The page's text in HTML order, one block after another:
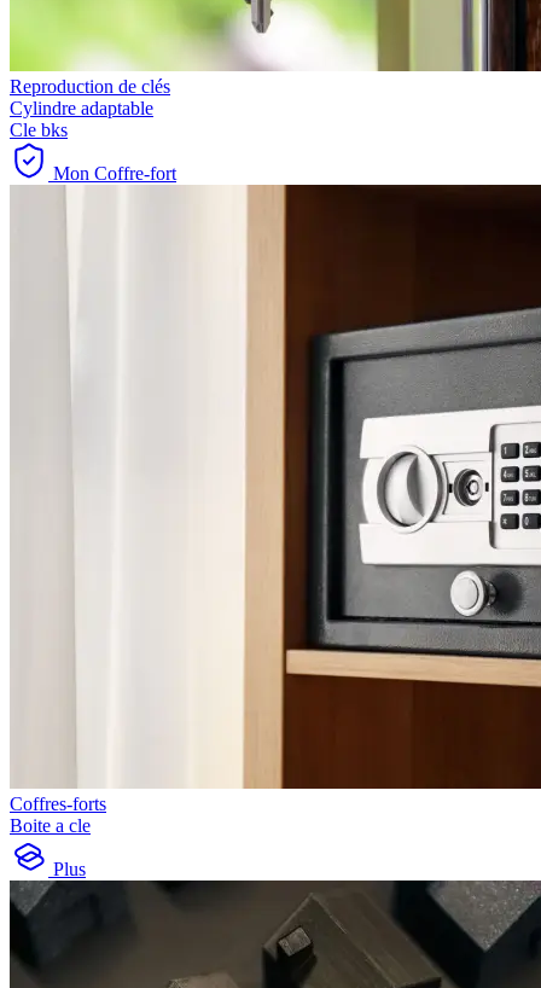
Reproduction de clés
Cylindre adaptable
Cle bks
Mon Coffre-fort
Coffres-forts
Boite a cle
Plus